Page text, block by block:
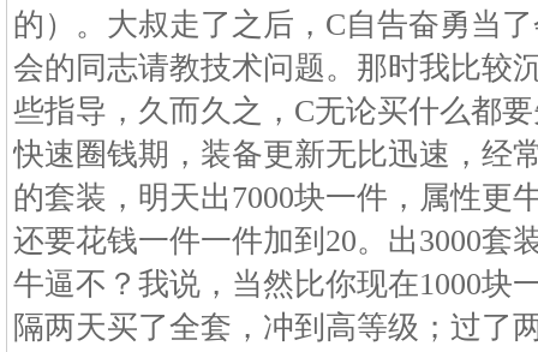
的）。大叔走了之后，C自告奋勇当
会的同志请教技术问题。那时我比较
些指导，久而久之，C无论买什么都
快速圈钱期，装备更新无比迅速，经
的套装，明天出7000块一件，属性更
还要花钱一件一件加到20。出3000套
牛逼不？我说，当然比你现在1000块
隔两天买了全套，冲到高等级；过了